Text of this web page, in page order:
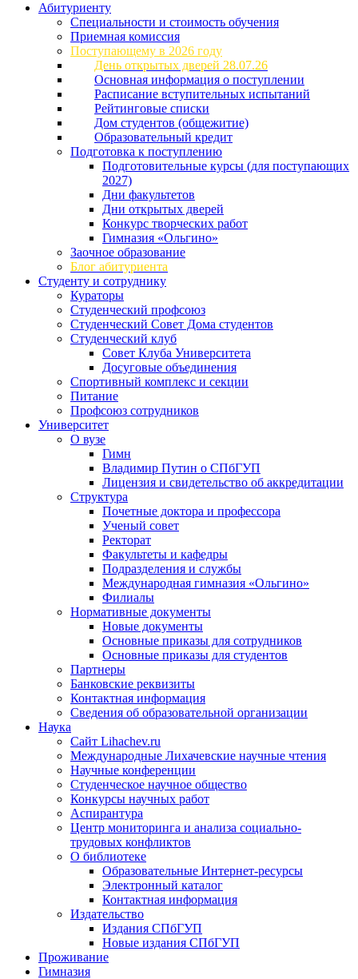
Абитуриенту
Специальности и стоимость обучения
Приемная комиссия
Поступающему в 2026 году
День открытых дверей 28.07.26
Основная информация о поступлении
Расписание вступительных испытаний
Рейтинговые списки
Дом студентов (общежитие)
Образовательный кредит
Подготовка к поступлению
Подготовительные курсы (для поступающих
2027)
Дни факультетов
Дни открытых дверей
Конкурс творческих работ
Гимназия «Ольгино»
Заочное образование
Блог абитуриента
Студенту и сотруднику
Кураторы
Студенческий профсоюз
Студенческий Совет Дома студентов
Студенческий клуб
Совет Клуба Университета
Досуговые объединения
Спортивный комплекс и секции
Питание
Профсоюз сотрудников
Университет
О вузе
Гимн
Владимир Путин о СПбГУП
Лицензия и свидетельство об аккредитации
Структура
Почетные доктора и профессора
Ученый совет
Ректорат
Факультеты и кафедры
Подразделения и службы
Международная гимназия «Ольгино»
Филиалы
Нормативные документы
Новые документы
Основные приказы для сотрудников
Основные приказы для студентов
Партнеры
Банковские реквизиты
Контактная информация
Сведения об образовательной организации
Наука
Сайт Lihachev.ru
Международные Лихачевские научные чтения
Научные конференции
Студенческое научное общество
Конкурсы научных работ
Аспирантура
Центр мониторинга и анализа социально-
трудовых конфликтов
О библиотеке
Образовательные Интернет-ресурсы
Электронный каталог
Контактная информация
Издательство
Издания СПбГУП
Новые издания СПбГУП
Проживание
Гимназия